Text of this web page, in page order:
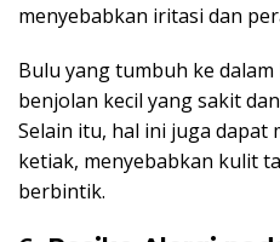
menyebabkan iritasi dan
Bulu yang tumbuh ke
benjolan kecil yang sakit
Selain itu, hal ini juga
ketiak, menyebabkan kulit
berbintik.